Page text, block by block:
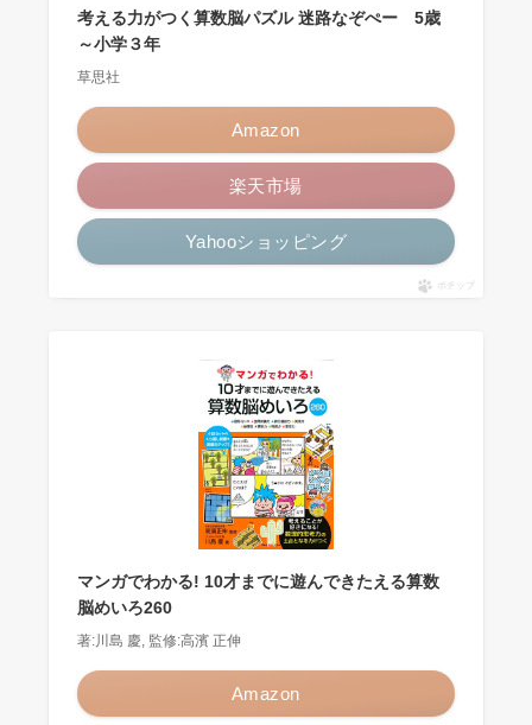
考える力がつく算数脳パズル 迷路なぞぺー 5歳
～小学３年
草思社
Amazon
楽天市場
Yahooショッピング
ポチップ
マンガでわかる! 10才までに遊んできたえる算数
脳めいろ260
著:川島 慶, 監修:高濱 正伸
Amazon